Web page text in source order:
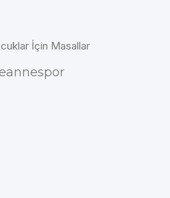
İçin Masallar